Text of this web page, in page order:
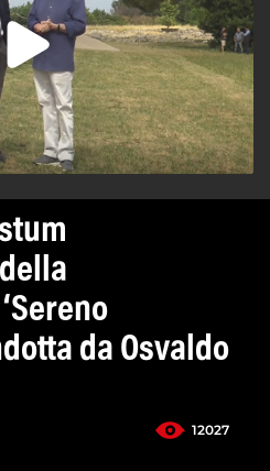
da Osvaldo
12027